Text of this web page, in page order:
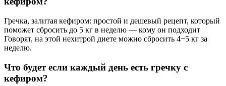
Гречка, залитая кефиром: простой и дешевый рецепт, который
поможет сбросить до 5 кг в неделю — кому он подходит
Говорят, на этой нехитрой диете можно сбросить 4−5 кг за
неделю.
Что будет если каждый день есть гречку с
кефиром?